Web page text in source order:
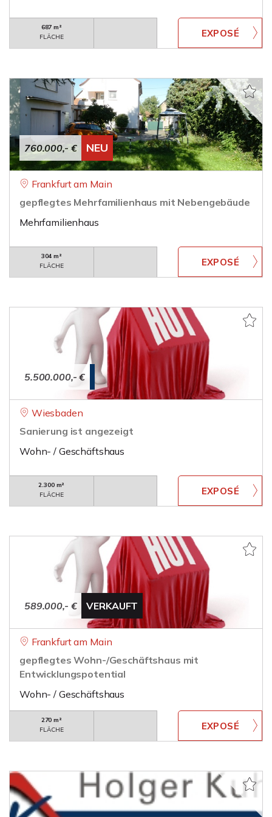
687 m²
FLÄCHE
760.000,- € NEU
Frankfurt am Main
gepflegtes Mehrfamilienhaus mit Nebengebäude
Mehrfamilienhaus
304 m²
FLÄCHE
5.500.000,- €
Wiesbaden
Sanierung ist angezeigt
Wohn- / Geschäftshaus
2.300 m²
FLÄCHE
589.000,- € VERKAUFT
Frankfurt am Main
gepflegtes Wohn-/Geschäftshaus mit
Entwicklungspotential
Wohn- / Geschäftshaus
270 m²
FLÄCHE